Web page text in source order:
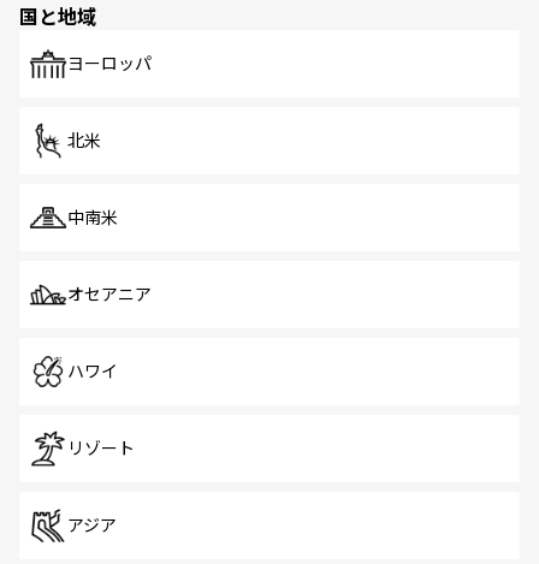
で、ホーカーズは地元の風情を楽しめる外せないスポット
国と地域
ヨーロッパ
北米
中南米
オセアニア
ハワイ
リゾート
アジア